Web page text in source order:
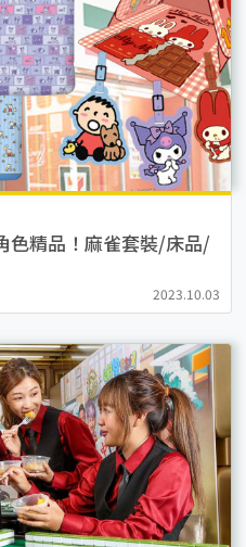
色精品！麻雀套裝/床品/
2023.10.03